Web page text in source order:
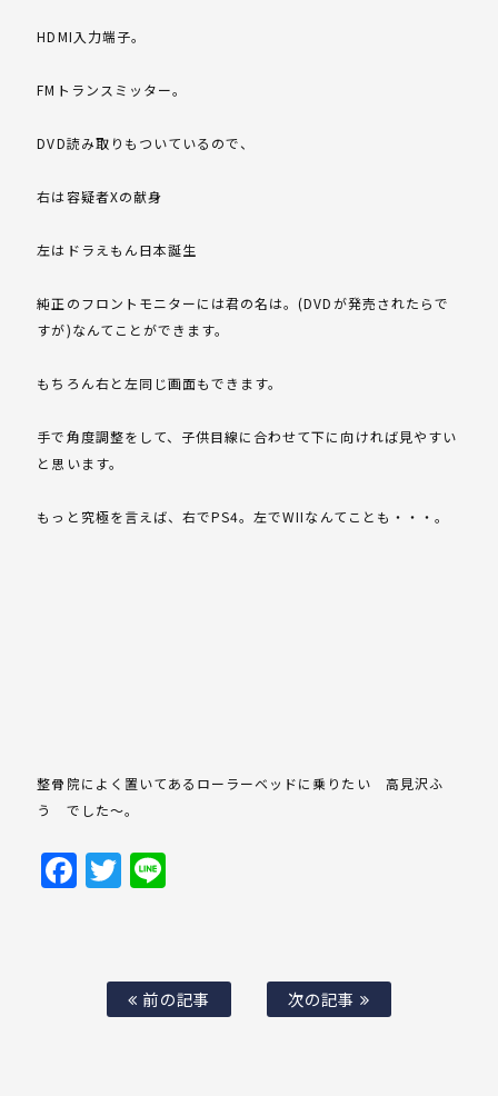
HDMI入力端子。
FMトランスミッター。
DVD読み取りもついているので、
右は容疑者Xの献身
左はドラえもん日本誕生
純正のフロントモニターには君の名は。(DVDが発売されたらで
すが)なんてことができます。
もちろん右と左同じ画面もできます。
手で角度調整をして、子供目線に合わせて下に向ければ見やすい
と思います。
もっと究極を言えば、右でPS4。左でWIIなんてことも・・・。
整骨院によく置いてあるローラーベッドに乗りたい 高見沢ふ
う でした～。
Facebook
Twitter
前の記事 次の記事